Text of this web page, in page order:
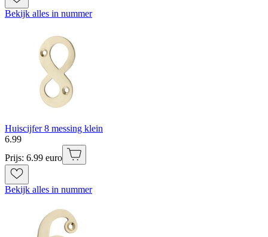
Bekijk alles in nummer
Huiscijfer 8 messing klein
6.99
Prijs: 6.99 euro
Bekijk alles in nummer